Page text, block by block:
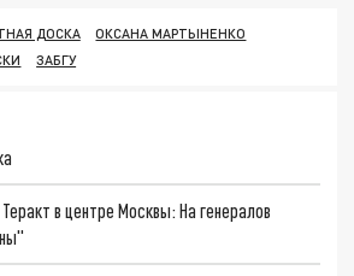
ДОСКА
ОКСАНА МАРТЫНЕНКО
ЗАБГУ
в центре Москвы: На генералов